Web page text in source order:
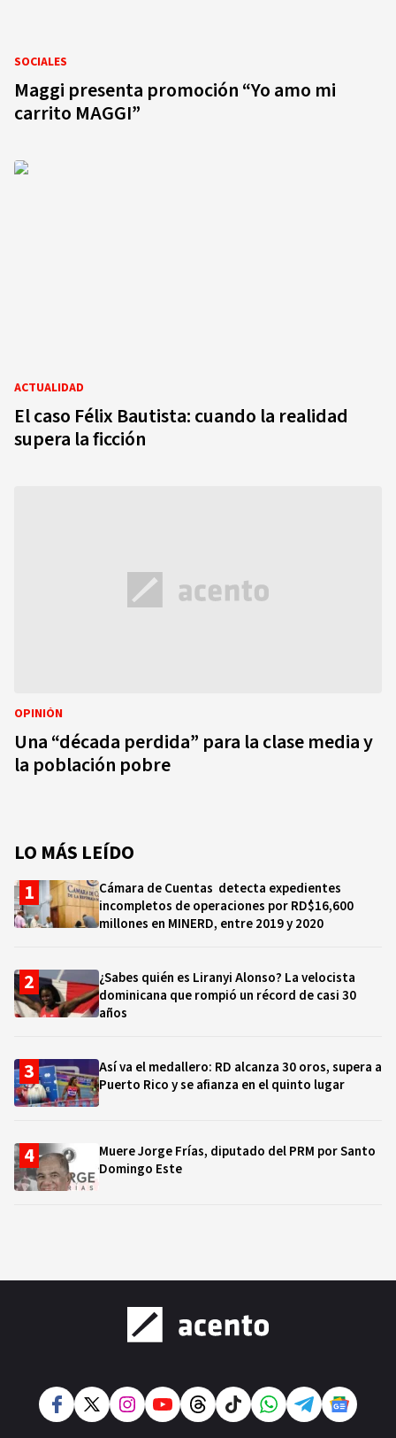
SOCIALES
Maggi presenta promoción “Yo amo mi
carrito MAGGI”
ACTUALIDAD
El caso Félix Bautista: cuando la realidad
supera la ficción
OPINIÓN
Una “década perdida” para la clase media y
la población pobre
LO MÁS LEÍDO
Cámara de Cuentas detecta expedientes
incompletos de operaciones por RD$16,600
millones en MINERD, entre 2019 y 2020
¿Sabes quién es Liranyi Alonso? La velocista
dominicana que rompió un récord de casi 30
años
Así va el medallero: RD alcanza 30 oros, supera a
Puerto Rico y se afianza en el quinto lugar
Muere Jorge Frías, diputado del PRM por Santo
Domingo Este